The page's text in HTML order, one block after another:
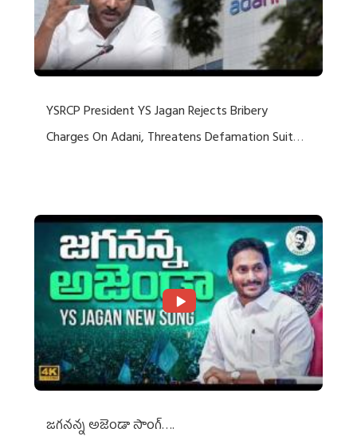
YSRCP President YS Jagan Rejects Bribery
Charges On Adani, Threatens Defamation Suit
జగనన్న అజెండా సాంగ్….